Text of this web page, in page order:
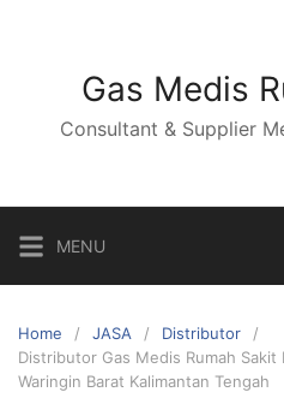
Gas Medis
Consultant & Supplier
MENU
Home JASA
Distributor
Distributor Gas Medis Rumah Sakit
Waringin Barat Kalimantan Tengah